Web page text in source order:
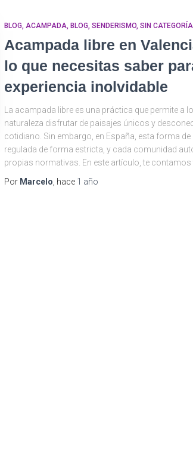
BLOG ACAMPADA BLOG SENDERISMO SIN CATEGORÍA
Acampada libre en
lo que necesitas saber
experiencia inolvidable
La acampada libre es una práctica que permite a
naturaleza disfrutar de paisajes únicos y
cotidiano. Sin embargo, en España, esta forma
regulada de forma estricta, y cada comunidad
propias normativas. En este artículo, te
Por Marcelo , hace 1 año